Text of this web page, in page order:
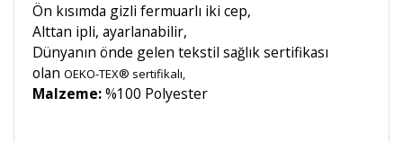
Ön kısımda gizli fermuarlı iki cep,
Alttan ipli, ayarlanabilir,
Dünyanın önde gelen tekstil sağlık sertifikası
olan OEKO-TEX® sertifikalı,
Malzeme:%100 Polyester